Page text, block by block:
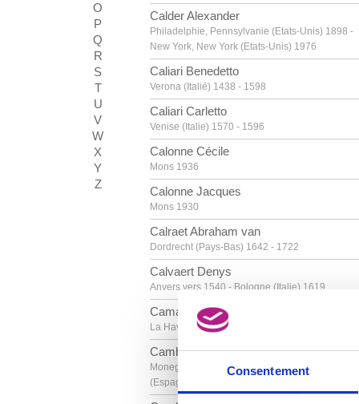
Consentement
O
P
Q
R
S
T
U
V
W
X
Y
Z
Calder Alexander
Philadelphie, Pennsylvanie (Etats-Unis) 1898 -
New York, New York (Etats-Unis) 1976
Caliari Benedetto
Verona (Italië) 1438 - 1598
Caliari Carletto
Venise (Italie) 1570 - 1596
Calonne Cécile
Mons 1936
Calonne Jacques
Mons 1930
Calraet Abraham van
Dordrecht (Pays-Bas) 1642 - 1722
Calvaert Denys
Anvers vers 1540 - Bologne (Italie) 1619
Camacho Jorge
La Havane (Cuba) 1934
Cambiaso Luca
Moneglia / Gênes (Italie) 1527 - Madrid
(Espagne) 1585